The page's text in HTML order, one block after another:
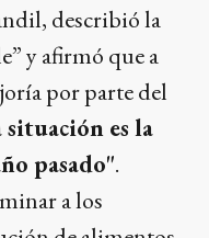
describió la
y afirmó que a
por parte del
situación es la
pasado".
a los